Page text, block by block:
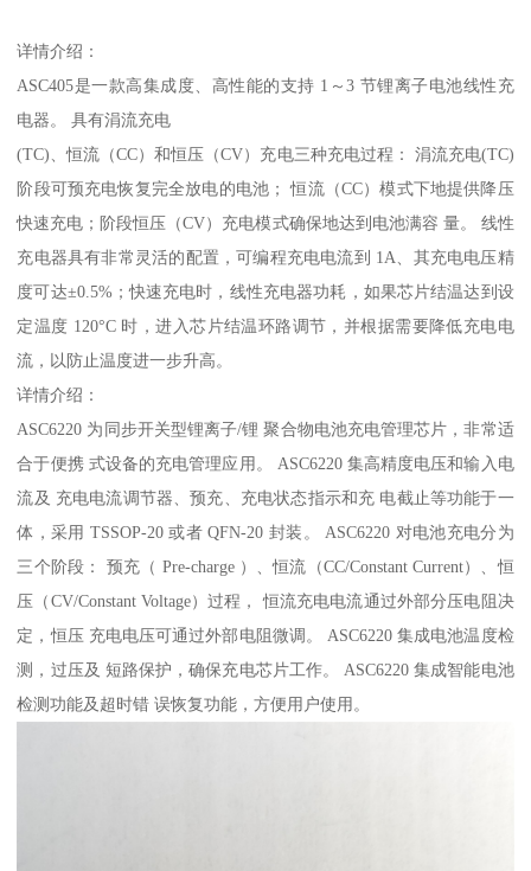
详情介绍：
ASC405是一款高集成度、高性能的支持 1～3 节锂离子电池线性充
电器。 具有涓流充电
(TC)、恒流（CC）和恒压（CV）充电三种充电过程： 涓流充电(TC)
阶段可预充电恢复完全放电的电池； 恒流（CC）模式下地提供降压
快速充电；阶段恒压（CV）充电模式确保地达到电池满容 量。 线性
充电器具有非常灵活的配置，可编程充电电流到 1A、其充电电压精
度可达±0.5%；快速充电时，线性充电器功耗，如果芯片结温达到设
定温度 120°C 时，进入芯片结温环路调节，并根据需要降低充电电
流，以防止温度进一步升高。
详情介绍：
ASC6220 为同步开关型锂离子/锂 聚合物电池充电管理芯片，非常适
合于便携 式设备的充电管理应用。 ASC6220 集高精度电压和输入电
流及 充电电流调节器、预充、充电状态指示和充 电截止等功能于一
体，采用 TSSOP-20 或者 QFN-20 封装。 ASC6220 对电池充电分为
三个阶段： 预充（ Pre-charge ）、恒流（CC/Constant Current）、恒
压（CV/Constant Voltage）过程， 恒流充电电流通过外部分压电阻决
定，恒压 充电电压可通过外部电阻微调。 ASC6220 集成电池温度检
测，过压及 短路保护，确保充电芯片工作。 ASC6220 集成智能电池
检测功能及超时错 误恢复功能，方便用户使用。